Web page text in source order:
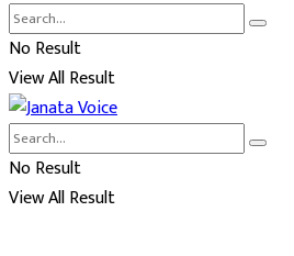
No Result
View All Result
No Result
View All Result